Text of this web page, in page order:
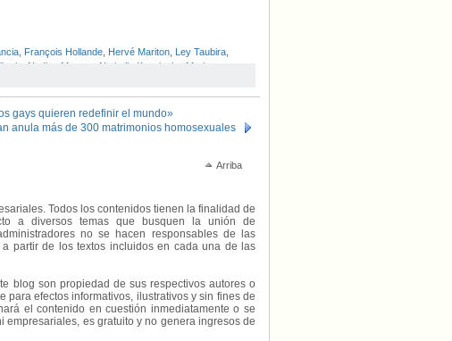
François Hollande Hervé Mariton Ley Taubira
Nadine Morano Nathalie Kosciusko-Morizet
gays quieren redefinir el mundo»
anula más de 300 matrimonios homosexuales
Arriba
Todos los contenidos tienen la finalidad de
a diversos temas que busquen la unión de
no se hacen responsables de las
partir de los textos incluidos en cada una de las
blog son propiedad de sus respectivos autores o
efectos informativos, ilustrativos y sin fines de
el contenido en cuestión inmediatamente o se
es gratuito y no genera ingresos de